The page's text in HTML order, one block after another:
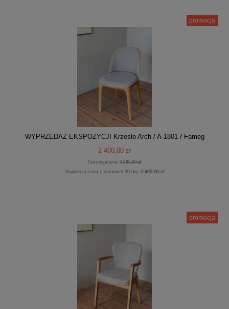
WYPRZEDAŻ EKSPOZYCJI Krzesło Arch / A-1801 / Fameg
2 400,00 zł
Cena regularna:3 885,00 zł
Najniższa cena z ostatnich 30 dni:2 400,00 zł
promocja
promocja